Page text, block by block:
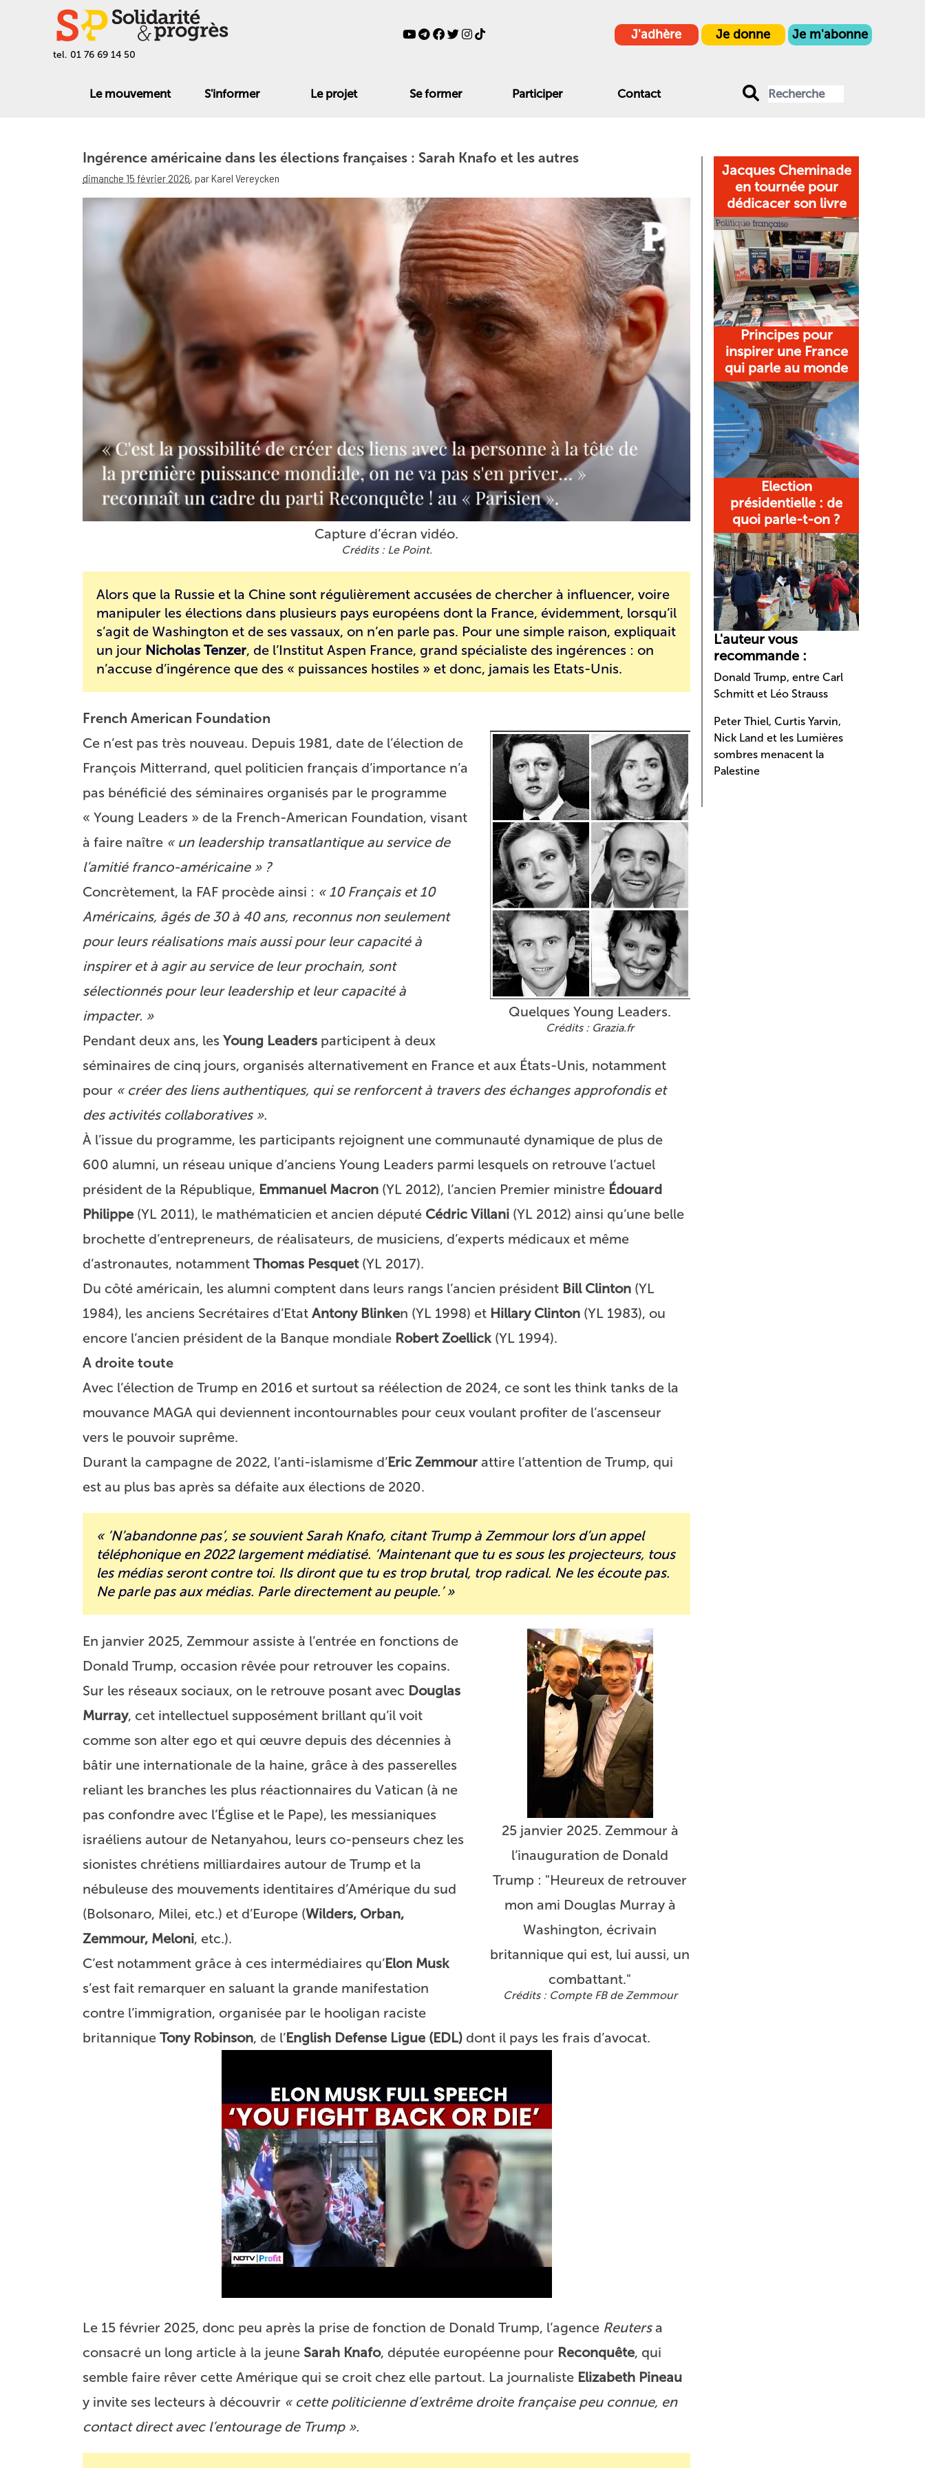
tel. 01 76 69 14 50
J'adhère Je donne Je m'abonne
Le mouvement S'informer Le projet Se former Participer Contact
Ingérence américaine dans les élections françaises : Sarah Knafo et les autres
dimanche 15 février 2026, par Karel Vereycken
Capture d’écran vidéo.
Le Point.
Alors que la Russie et la Chine sont régulièrement accusées de chercher à influencer, voire
manipuler les élections dans plusieurs pays européens dont la France, évidemment, lorsqu’il
s’agit de Washington et de ses vassaux, on n’en parle pas. Pour une simple raison, expliquait
un jour Nicholas Tenzer, de l’Institut Aspen France, grand spécialiste des ingérences : on
n’accuse d’ingérence que des « puissances hostiles » et donc, jamais les Etats-Unis.
French American Foundation
Quelques Young Leaders.
Grazia.fr
Ce n’est pas très nouveau. Depuis 1981, date de l’élection de
François Mitterrand, quel politicien français d’importance n’a
pas bénéficié des séminaires organisés par le programme
« Young Leaders » de la French-American Foundation, visant
à faire naître « un leadership transatlantique au service de
l’amitié franco-américaine » ?
Concrètement, la FAF procède ainsi : « 10 Français et 10
Américains, âgés de 30 à 40 ans, reconnus non seulement
pour leurs réalisations mais aussi pour leur capacité à
inspirer et à agir au service de leur prochain, sont
sélectionnés pour leur leadership et leur capacité à
impacter. »
Pendant deux ans, les Young Leaders participent à deux
séminaires de cinq jours, organisés alternativement en France et aux États-Unis, notamment
pour « créer des liens authentiques, qui se renforcent à travers des échanges approfondis et
des activités collaboratives ».
À l’issue du programme, les participants rejoignent une communauté dynamique de plus de
600 alumni, un réseau unique d’anciens Young Leaders parmi lesquels on retrouve l’actuel
président de la République, Emmanuel Macron (YL 2012), l’ancien Premier ministre Édouard
Philippe (YL 2011), le mathématicien et ancien député Cédric Villani (YL 2012) ainsi qu’une belle
brochette d’entrepreneurs, de réalisateurs, de musiciens, d’experts médicaux et même
d’astronautes, notamment Thomas Pesquet(YL 2017).
Du côté américain, les alumni comptent dans leurs rangs l’ancien président Bill Clinton (YL
1984), les anciens Secrétaires d’Etat Antony Blinken (YL 1998) et Hillary Clinton (YL 1983), ou
encore l’ancien président de la Banque mondiale Robert Zoellick (YL 1994).
A droite toute
Avec l’élection de Trump en 2016 et surtout sa réélection de 2024, ce sont les think tanks de la
mouvance MAGA qui deviennent incontournables pour ceux voulant profiter de l’ascenseur
vers le pouvoir suprême.
Durant la campagne de 2022, l’anti-islamisme d’Eric Zemmour attire l’attention de Trump, qui
est au plus bas après sa défaite aux élections de 2020.
« ‘N’abandonne pas’, se souvient Sarah Knafo, citant Trump à Zemmour lors d’un appel
téléphonique en 2022 largement médiatisé. ‘Maintenant que tu es sous les projecteurs, tous
les médias seront contre toi. Ils diront que tu es trop brutal, trop radical. Ne les écoute pas.
Ne parle pas aux médias. Parle directement au peuple.’ »
25 janvier 2025. Zemmour à
l’inauguration de Donald
Trump : "Heureux de retrouver
mon ami Douglas Murray à
Washington, écrivain
britannique qui est, lui aussi, un
combattant."
Compte FB de Zemmour
En janvier 2025, Zemmour assiste à l’entrée en fonctions de
Donald Trump, occasion rêvée pour retrouver les copains.
Sur les réseaux sociaux, on le retrouve posant avec Douglas
Murray, cet intellectuel supposément brillant qu’il voit
comme son alter ego et qui œuvre depuis des décennies à
bâtir une internationale de la haine, grâce à des passerelles
reliant les branches les plus réactionnaires du Vatican (à ne
pas confondre avec l’Église et le Pape), les messianiques
israéliens autour de Netanyahou, leurs co-penseurs chez les
sionistes chrétiens milliardaires autour de Trump et la
nébuleuse des mouvements identitaires d’Amérique du sud
(Bolsonaro, Milei, etc.) et d’Europe (Wilders, Orban,
Zemmour, Meloni, etc.).
C’est notamment grâce à ces intermédiaires qu’Elon Musk
s’est fait remarquer en saluant la grande manifestation
contre l’immigration, organisée par le hooligan raciste
britannique Tony Robinson, de l’English Defense Ligue (EDL) dont il pays les frais d’avocat.
Le 15 février 2025, donc peu après la prise de fonction de Donald Trump, l’agence Reutersa
consacré un long article à la jeune Sarah Knafo, députée européenne pour Reconquête, qui
semble faire rêver cette Amérique qui se croit chez elle partout. La journaliste Elizabeth Pineau
y invite ses lecteurs à découvrir « cette politicienne d’extrême droite française peu connue, en
contact direct avec l’entourage de Trump ».
Jacques Cheminade
en tournée pour
dédicacer son livre
Principes pour
inspirer une France
qui parle au monde
Election
présidentielle : de
quoi parle-t-on ?
L'auteur vous
recommande :
Donald Trump, entre Carl
Schmitt et Léo Strauss
Peter Thiel, Curtis Yarvin,
Nick Land et les Lumières
sombres menacent la
Palestine